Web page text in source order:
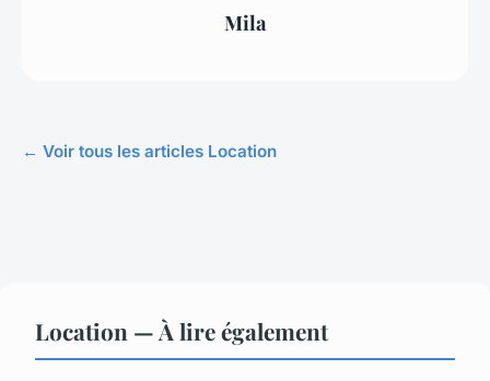
Mila
← Voir tous les articles Location
Location — À lire également